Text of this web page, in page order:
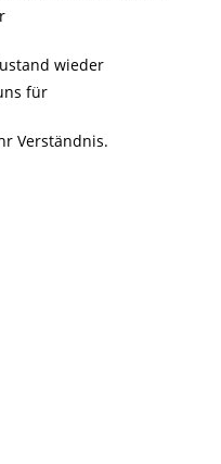
wieder
für
Verständnis.